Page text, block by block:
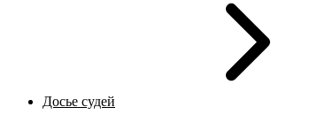
Досье судей